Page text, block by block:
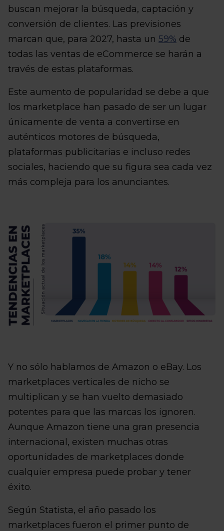
buscan mejorar la búsqueda, captación y
conversión de clientes. Las previsiones
marcan que, para 2027, hasta un 59% de
todas las ventas de eCommerce se harán a
través de estas plataformas.
Este aumento de popularidad se debe a que
los marketplace han pasado de ser un lugar
únicamente de venta a convertirse en
auténticos motores de búsqueda,
plataformas publicitarias e incluso redes
sociales, haciendo que su figura sea cada vez
más compleja para los anunciantes.
Y no sólo hablamos de Amazon o eBay. Los
marketplaces verticales de nicho se
multiplican y se han vuelto demasiado
potentes para que las marcas los ignoren.
Aunque Amazon tiene una gran presencia
internacional, existen muchas otras
oportunidades de marketplaces donde
cualquier empresa puede probar y tener
éxito.
Según Statista, el año pasado los
marketplaces fueron el primer punto de